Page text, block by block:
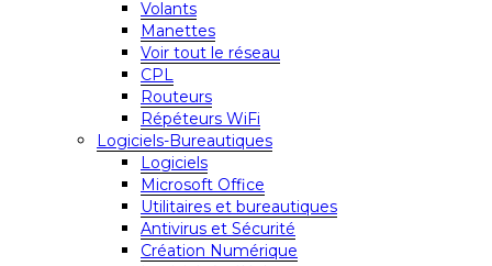
Volants
Manettes
Voir tout le réseau
CPL
Routeurs
Répéteurs WiFi
Logiciels-Bureautiques
Logiciels
Microsoft Office
Utilitaires et bureautiques
Antivirus et Sécurité
Création Numérique